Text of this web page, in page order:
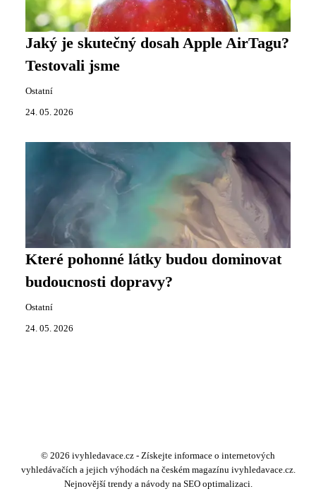
Jaký je skutečný dosah Apple AirTagu?
Testovali jsme
Ostatní
24. 05. 2026
Které pohonné látky budou dominovat
budoucnosti dopravy?
Ostatní
24. 05. 2026
© 2026 ivyhledavace.cz - Získejte informace o internetových
vyhledávačích a jejich výhodách na českém magazínu ivyhledavace.cz.
Nejnovější trendy a návody na SEO optimalizaci.